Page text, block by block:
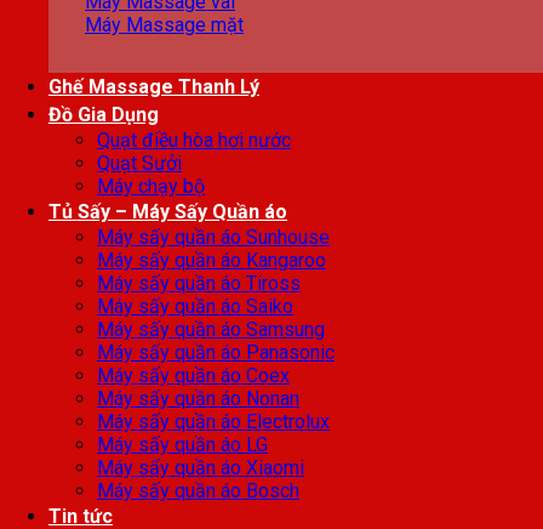
Máy Massage mặt
Ghế Massage Thanh Lý
Đồ Gia Dụng
Quạt điều hòa hơi nước
Quạt Sưởi
Máy chạy bộ
Tủ Sấy – Máy Sấy Quần áo
Máy sấy quần áo Sunhouse
Máy sấy quần áo Kangaroo
Máy sấy quần áo Tiross
Máy sấy quần áo Saiko
Máy sấy quần áo Samsung
Máy sấy quần áo Panasonic
Máy sấy quần áo Coex
Máy sấy quần áo Nonan
Máy sấy quần áo Electrolux
Máy sấy quần áo LG
Máy sấy quần áo Xiaomi
Máy sấy quần áo Bosch
Tin tức